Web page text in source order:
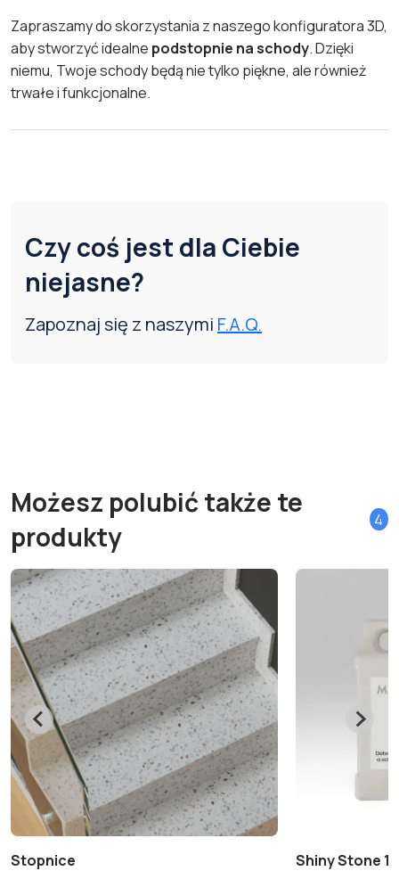
Zapraszamy do skorzystania z naszego konfiguratora 3D,
aby stworzyć idealne podstopnie na schody. Dzięki
niemu, Twoje schody będą nie tylko piękne, ale również
trwałe i funkcjonalne.
Czy coś jest dla Ciebie
niejasne?
Zapoznaj się z naszymi F.A.Q.
Możesz polubić także te
produkty
4
Stopnice Shiny Stone 1